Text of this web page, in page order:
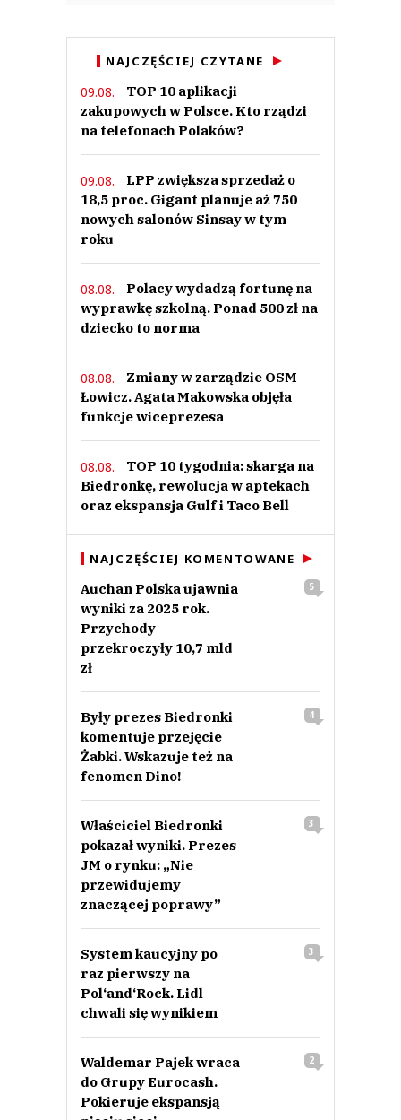
NAJCZĘŚCIEJ CZYTANE
09.08.
TOP 10 aplikacji
zakupowych w Polsce. Kto rządzi
na telefonach Polaków?
09.08.
LPP zwiększa sprzedaż o
18,5 proc. Gigant planuje aż 750
nowych salonów Sinsay w tym
roku
08.08.
Polacy wydadzą fortunę na
wyprawkę szkolną. Ponad 500 zł na
dziecko to norma
08.08.
Zmiany w zarządzie OSM
Łowicz. Agata Makowska objęła
funkcje wiceprezesa
08.08.
TOP 10 tygodnia: skarga na
Biedronkę, rewolucja w aptekach
oraz ekspansja Gulf i Taco Bell
NAJCZĘŚCIEJ KOMENTOWANE
Auchan Polska ujawnia
wyniki za 2025 rok.
Przychody
przekroczyły 10,7 mld
zł
5
Były prezes Biedronki
komentuje przejęcie
Żabki. Wskazuje też na
fenomen Dino!
4
Właściciel Biedronki
pokazał wyniki. Prezes
JM o rynku: „Nie
przewidujemy
znaczącej poprawy”
3
System kaucyjny po
raz pierwszy na
Pol‘and‘Rock. Lidl
chwali się wynikiem
3
Waldemar Pajek wraca
do Grupy Eurocash.
Pokieruje ekspansją
2